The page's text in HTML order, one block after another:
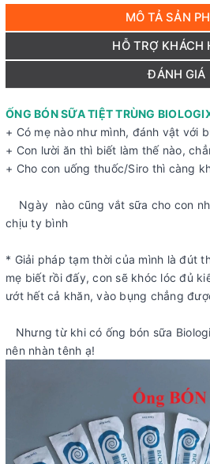
MÔ TẢ SẢN
HỖ TRỢ KHÁCH
ĐÁNH GIÁ
ỐNG BÓN SỮA TIỆT TRÙNG
+ Có mẹ nào như mình, đánh vật với
+ Con lười ăn thì biết làm thế nào,
+ Cho con uống thuốc/Siro thì càng
Ngày nào cũng vắt sữa cho con
chịu ty bình
* Giải pháp tạm thời của mình là đút
mẹ biết rồi đấy, con sẽ khóc lóc đủ
ướt hết cả khăn, vào bụng chẳng
Nhưng từ khi có ống bón sữa
nên nhàn tênh ạ!